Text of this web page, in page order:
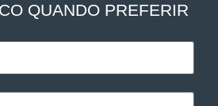
QUANDO PREFERIR